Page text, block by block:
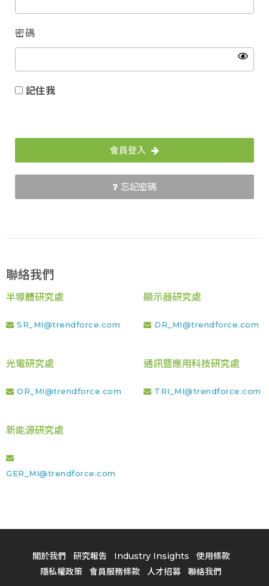
密碼
記住我
會員登入
忘記密碼
聯絡我們
半導體研究處
SR_MI@trendforce.com
顯示器研究處
DR_MI@trendforce.com
光電研究處
OR_MI@trendforce.com
通訊暨應用科技研究處
TRI_MI@trendforce.com
新能源研究處
GER_MI@trendforce.com
關於我們 研究報告 Industry Insights
使用條款
隱私權政策
會員服務條款 人才招募 聯絡我們